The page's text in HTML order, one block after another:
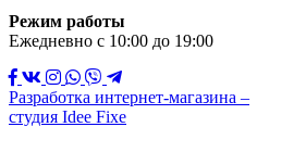
Режим работы
Ежедневно с 10:00 до 19:00
Разработка интернет-магазина –
студия Idee Fixe